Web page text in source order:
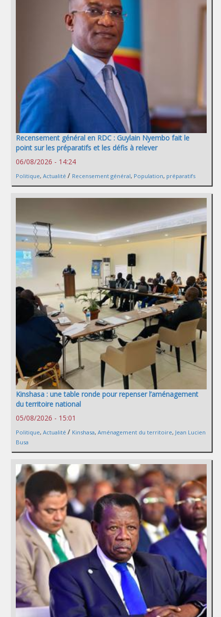
Recensement général en RDC : Guylain Nyembo fait le
point sur les préparatifs et les défis à relever
06/08/2026 - 14:24
Politique, Actualité / Recensement général, Population, préparatifs
Kinshasa : une table ronde pour repenser l’aménagement
du territoire national
05/08/2026 - 15:01
Politique, Actualité / Kinshasa, Aménagement du territoire, Jean Lucien
Busa